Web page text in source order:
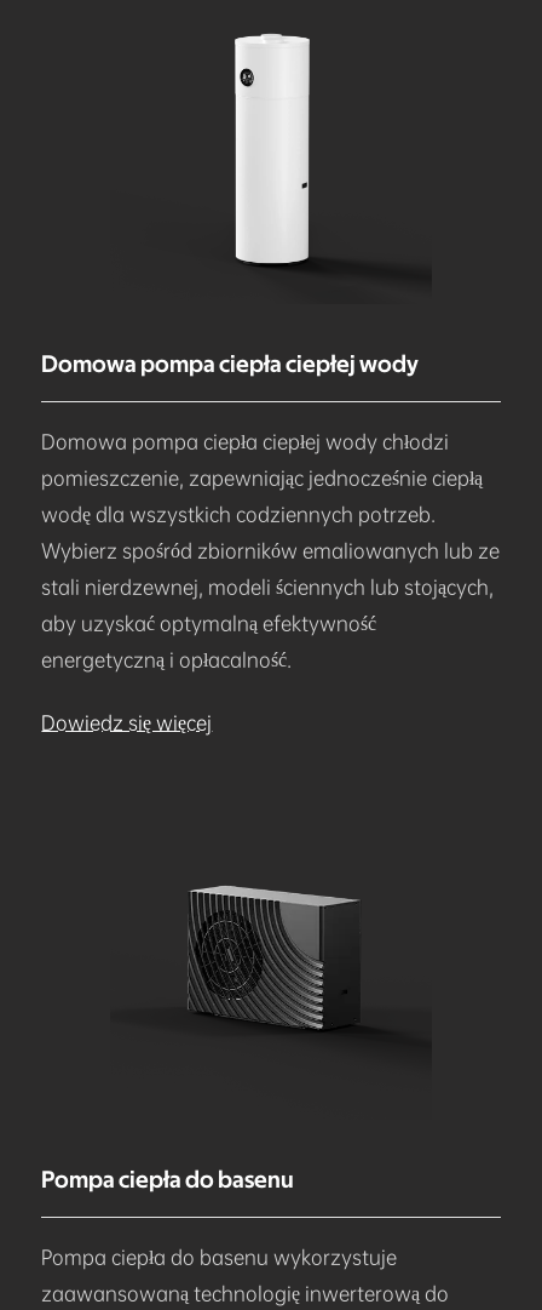
Domowa pompa ciepła ciepłej wody
Domowa pompa ciepła ciepłej wody chłodzi
pomieszczenie, zapewniając jednocześnie ciepłą
wodę dla wszystkich codziennych potrzeb.
Wybierz spośród zbiorników emaliowanych lub ze
stali nierdzewnej, modeli ściennych lub stojących,
aby uzyskać optymalną efektywność
energetyczną i opłacalność.
Dowiedz się więcej
Pompa ciepła do basenu
Pompa ciepła do basenu wykorzystuje
zaawansowaną technologię inwerterową do